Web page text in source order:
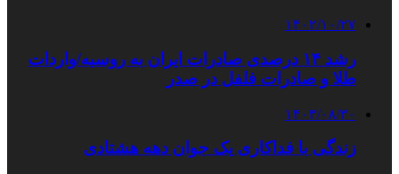
۱۴۰۲/۱۰/۲۷
رشد ۱۴ درصدی صادرات ایران به روسیه/واردات
طلا و صادرات فلفل در صدر
۱۴۰۳/۰۸/۳۰
زندگی با فداکاری یک جوان دهه هشتادی